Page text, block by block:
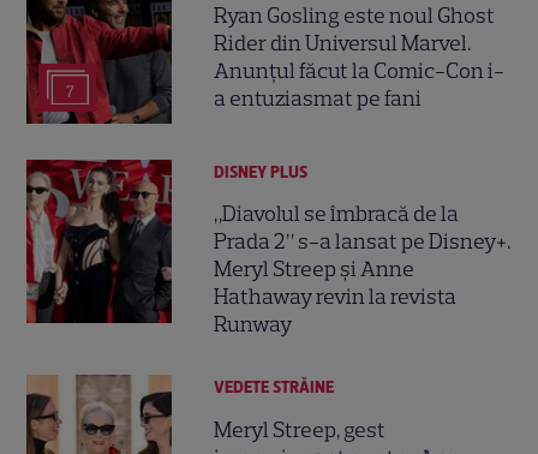
7
Ryan Gosling este noul Ghost
Rider din Universul Marvel.
Anunțul făcut la Comic-Con i-
a entuziasmat pe fani
DISNEY PLUS
„Diavolul se îmbracă de la
Prada 2” s-a lansat pe Disney+.
Meryl Streep și Anne
Hathaway revin la revista
Runway
VEDETE STRĂINE
Meryl Streep, gest